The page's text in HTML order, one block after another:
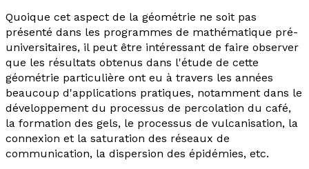
Quoique cet aspect de la géométrie ne soit pas
présenté dans les programmes de mathématique pré-
universitaires, il peut être intéressant de faire observer
que les résultats obtenus dans l'étude de cette
géométrie particulière ont eu à travers les années
beaucoup d'applications pratiques, notamment dans le
développement du processus de percolation du café,
la formation des gels, le processus de vulcanisation, la
connexion et la saturation des réseaux de
communication, la dispersion des épidémies, etc.